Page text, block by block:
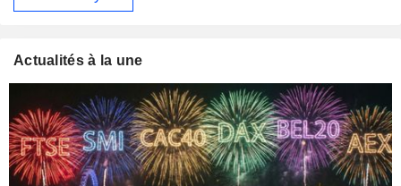
Actualités à la une